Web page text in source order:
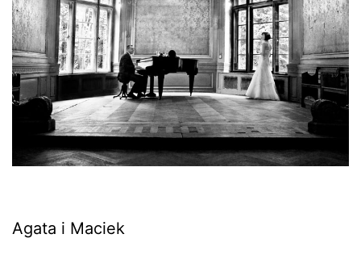
Agata i Maciek